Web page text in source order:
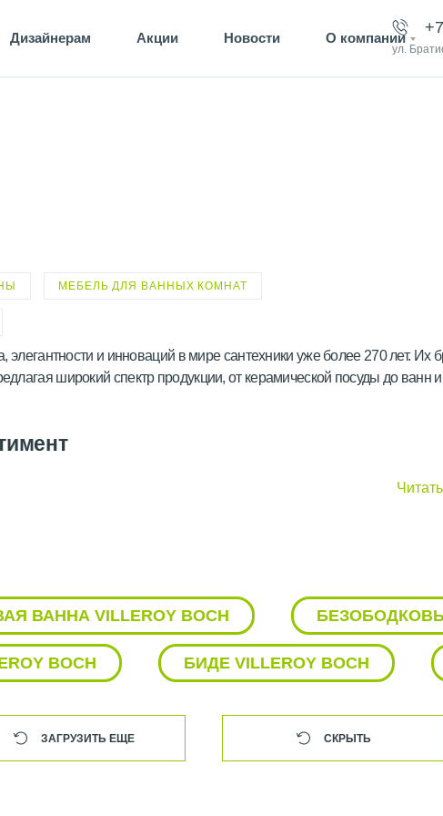
Дизайнерам Акции Новости О компании
ул.
МЕБЕЛЬ ДЛЯ ВАННЫХ КОМНАТ
и инноваций в мире сантехники уже более 270 лет. Их
широкий спектр продукции, от керамической посуды до ванн
релаксацию в ванной комнате.
широкий выбор мебели для ванной комнаты, от стильных тумб и
и дизайном.
интерьер и создать гармоничный облик помещения.
ВАННА VILLEROY BOCH
BOCH БИДЕ VILLEROY BOCH
ВСТРОЕННАЯ РАКОВИНА VILLEROY
ЗЕРКАЛО VILLEROY BOCH ЗЕРКАЛО
ЗАГРУЗИТЬ ЕЩЕ СКРЫТЬ